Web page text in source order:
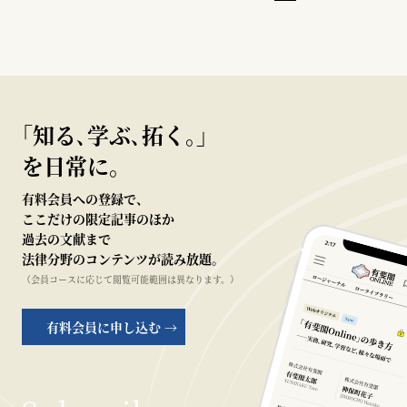
｢知る､学ぶ､拓く｡｣
を日常に。
有料会員への登録で、
ここだけの限定記事のほか
過去の文献まで
法律分野のコンテンツが読み放題。
（会員コースに応じて閲覧可能範囲は異なります。）
有料会員に申し込む →